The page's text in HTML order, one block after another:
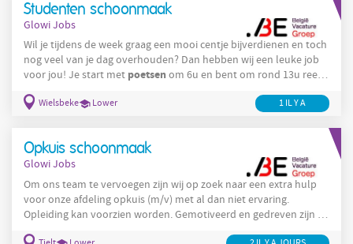
Studenten schoonmaak
Glowi Jobs
Wil je tijdens de week graag een mooi centje bijverdienen en toch
nog veel van je dag overhouden? Dan hebben wij een leuke job
voor jou! Je start met poetsen om 6u en bent om rond 13u reeds
ondertussen heb je 16.7243€/u verdiend! Aarzel dus niet en bel
Wielsbeke Lower 1 IL Y A
Opkuis schoonmaak
Glowi Jobs
Om ons team te vervoegen zijn wij op zoek naar een extra hulp
voor onze afdeling opkuis (m/v) met al dan niet ervaring.
Opleiding kan voorzien worden. Gemotiveerd en gedreven zijn is